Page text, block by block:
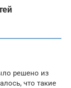
решено из
что такие